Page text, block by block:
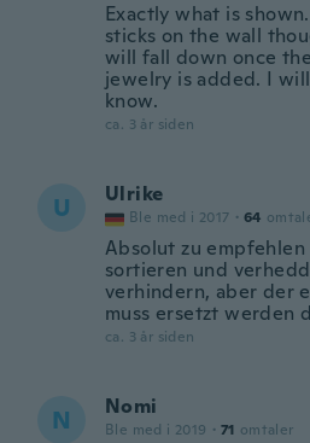
Exactly what is
sticks on the wall
will fall down once
jewelry is added. I
know.
ca. 3 år siden
U Ulrike
Ble med i 2017 · 64
Absolut zu empfehlen
sortieren und
verhindern, aber der
muss ersetzt werden
ca. 3 år siden
N Nomi
Ble med i 2019 · 71 omtaler